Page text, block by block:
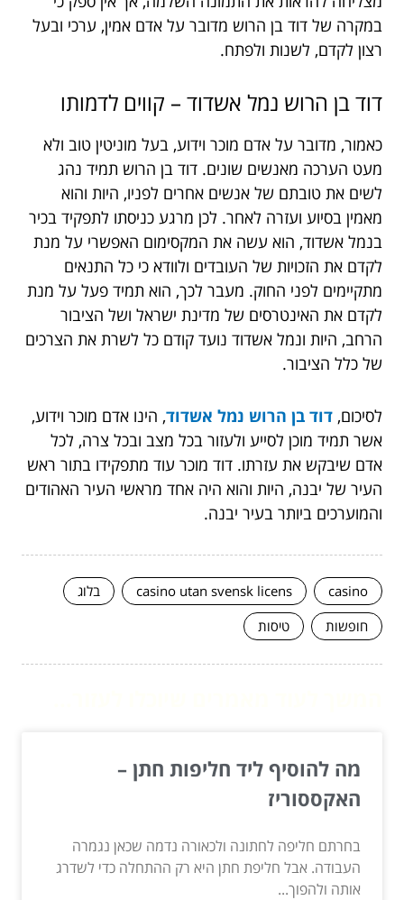
במקרה של דוד בן הרוש מדובר על אדם אמין, ערכי ובעל
רצון לקדם, לשנות ולפתח.
דוד בן הרוש נמל אשדוד – קווים לדמותו
כאמור, מדובר על אדם מוכר וידוע, בעל מוניטין טוב ולא
מעט הערכה מאנשים שונים. דוד בן הרוש תמיד נהג
לשים את טובתם של אנשים אחרים לפניו, היות והוא
מאמין בסיוע ועזרה לאחר. לכן מרגע כניסתו לתפקיד בכיר
בנמל אשדוד, הוא עשה את המקסימום האפשרי על מנת
לקדם את הזכויות של העובדים ולוודא כי כל התנאים
מתקיימים לפני החוק. מעבר לכך, הוא תמיד פעל על מנת
לקדם את האינטרסים של מדינת ישראל ושל הציבור
הרחב, היות ונמל אשדוד נועד קודם כל לשרת את הצרכים
של כלל הציבור.
לסיכום, דוד בן הרוש נמל אשדוד, הינו אדם מוכר וידוע,
אשר תמיד מוכן לסייע ולעזור בכל מצב ובכל צרה, לכל
אדם שיבקש את עזרתו. דוד מוכר עוד מתפקידו בתור ראש
העיר של יבנה, היות והוא היה אחד מראשי העיר האהודים
והמוערכים ביותר בעיר יבנה.
casino
casino utan svensk licens
בלוג
חופשות
טיסות
מה להוסיף ליד חליפות חתן –
האקססוריז
בחרתם חליפה לחתונה ולכאורה נדמה שכאן נגמרה
העבודה. אבל חליפת חתן היא רק ההתחלה כדי לשדרג
אותה ולהפוך...